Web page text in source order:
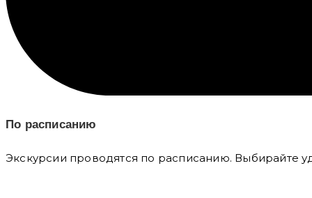
По расписанию
Экскурсии проводятся по расписанию. Выбирайте